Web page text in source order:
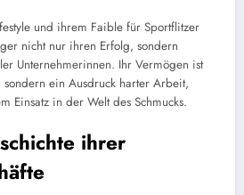
und ihrem Faible für Sportflitzer
nicht nur ihren Erfolg, sondern
Unternehmerinnen. Ihr Vermögen ist
ein Ausdruck harter Arbeit,
Einsatz in der Welt des Schmucks.
ihrer